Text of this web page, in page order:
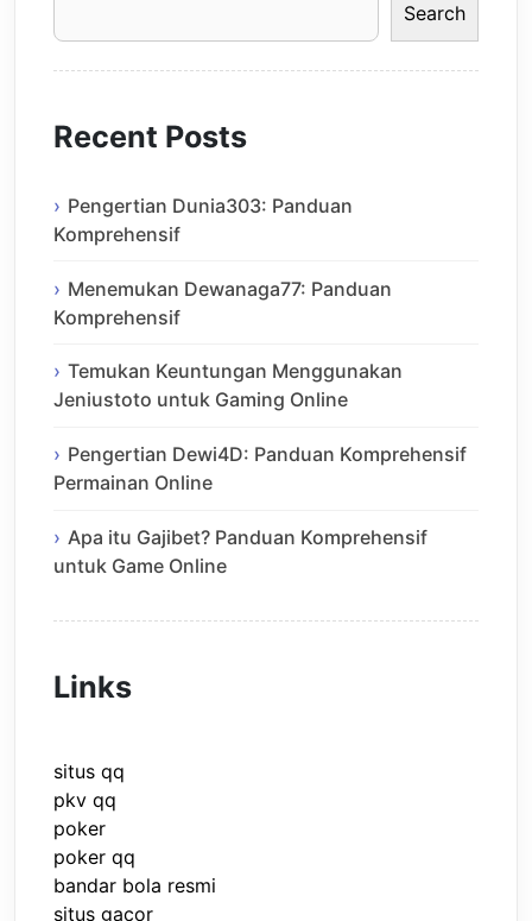
Search
Recent Posts
Pengertian Dunia303: Panduan
Komprehensif
Menemukan Dewanaga77: Panduan
Komprehensif
Temukan Keuntungan Menggunakan
Jeniustoto untuk Gaming Online
Pengertian Dewi4D: Panduan Komprehensif
Permainan Online
Apa itu Gajibet? Panduan Komprehensif
untuk Game Online
Links
situs qq
pkv qq
poker
poker qq
bandar bola resmi
situs gacor